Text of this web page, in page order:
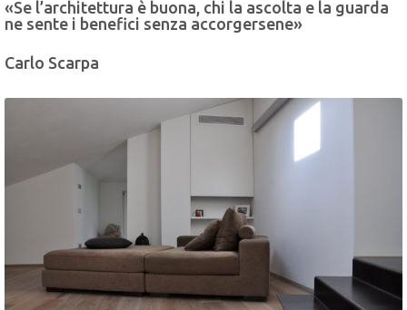
«Se l’architettura è buona, chi la ascolta e la guarda
ne sente i benefici senza accorgersene»
Carlo Scarpa